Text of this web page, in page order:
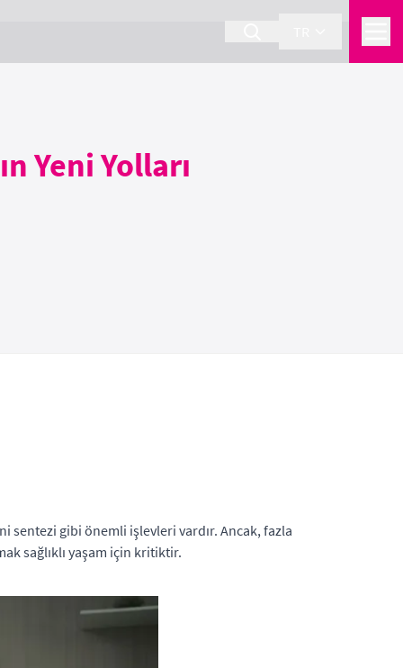
Yeni Yolları
sentezi gibi önemli işlevleri vardır. Ancak, fazla
sağlıklı yaşam için kritiktir.